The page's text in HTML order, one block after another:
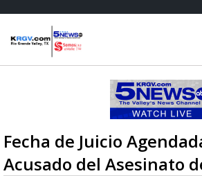
Fecha de Juicio
Acusado del Asesinato